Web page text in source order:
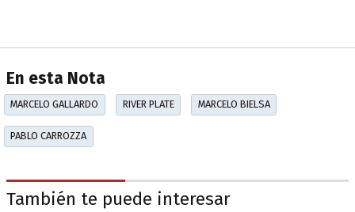
En esta Nota
MARCELO GALLARDO RIVER PLATE MARCELO BIELSA
PABLO CARROZZA
También te puede interesar